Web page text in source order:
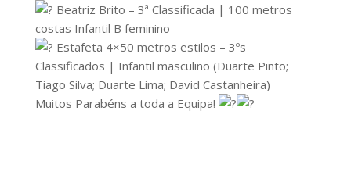
Beatriz Brito – 3ª Classificada | 100 metros
costas Infantil B feminino
Estafeta 4×50 metros estilos – 3ºs
Classificados | Infantil masculino (Duarte Pinto;
Tiago Silva; Duarte Lima; David Castanheira)
Muitos Parabéns a toda a Equipa!